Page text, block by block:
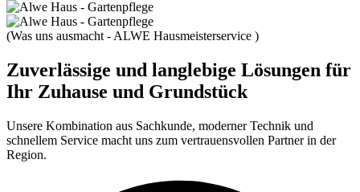
(Was uns ausmacht - ALWE Hausmeisterservice )
Zuverlässige und langlebige Lösungen für
Ihr Zuhause und Grundstück
Unsere Kombination aus Sachkunde, moderner Technik und
schnellem Service macht uns zum vertrauensvollen Partner in der
Region.